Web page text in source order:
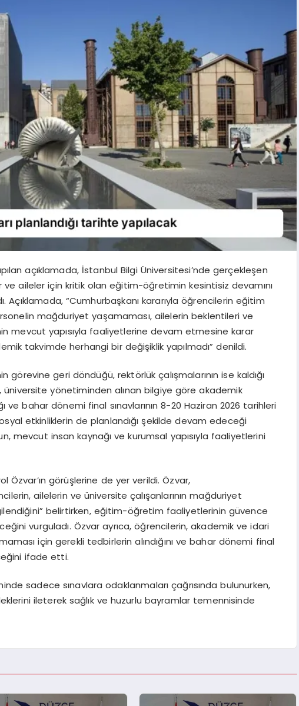
açıklamada, İstanbul Bilgi Üniversitesi’nde gerçekleşen
aileler için kritik olan eğitim-öğretimin kesintisiz devamını
Açıklamada, “Cumhurbaşkanı kararıyla öğrencilerin eğitim
mağduriyet yaşamaması, ailelerin beklentileri ve
mevcut yapısıyla faaliyetlerine devam etmesine karar
takvimde herhangi bir değişiklik yapılmadı” denildi.
görevine geri döndüğü, rektörlük çalışmalarının ise kaldığı
yönetiminden alınan bilgiye göre akademik
ve bahar dönemi final sınavlarının 8-20 Haziran 2026 tarihleri
etkinliklerin de planlandığı şekilde devam edeceği
mevcut insan kaynağı ve kurumsal yapısıyla faaliyetlerini
Özvar’ın görüşlerine de yer verildi. Özvar,
ailelerin ve üniversite çalışanlarının mağduriyet
belirtirken, eğitim-öğretim faaliyetlerinin güvence
vurguladı. Özvar ayrıca, öğrencilerin, akademik ve idari
için gerekli tedbirlerin alındığını ve bahar dönemi final
ifade etti.
sadece sınavlara odaklanmaları çağrısında bulunurken,
ileterek sağlık ve huzurlu bayramlar temennisinde